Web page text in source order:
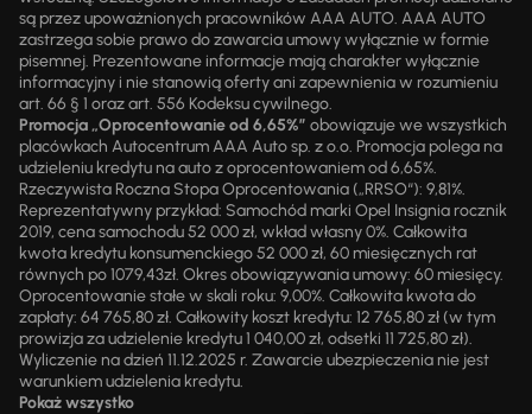
są przez upoważnionych pracowników AAA AUTO. AAA AUTO
zastrzega sobie prawo do zawarcia umowy wyłącznie w formie
pisemnej. Prezentowane informacje mają charakter wyłącznie
informacyjny i nie stanowią oferty ani zapewnienia w rozumieniu
art. 66 § 1 oraz art. 556 Kodeksu cywilnego.
Promocja „Oprocentowanie od 6,65%” obowiązuje we wszystkich
placówkach Autocentrum AAA Auto sp. z o.o. Promocja polega na
udzieleniu kredytu na auto z oprocentowaniem od 6,65%.
Rzeczywista Roczna Stopa Oprocentowania („RRSO“): 9,81%.
Reprezentatywny przykład: Samochód marki Opel Insignia rocznik
2019, cena samochodu 52 000 zł, wkład własny 0%. Całkowita
kwota kredytu konsumenckiego 52 000 zł, 60 miesięcznych rat
równych po 1079,43zł. Okres obowiązywania umowy: 60 miesięcy.
Oprocentowanie stałe w skali roku: 9,00%. Całkowita kwota do
zapłaty: 64 765,80 zł. Całkowity koszt kredytu: 12 765,80 zł (w tym
prowizja za udzielenie kredytu 1 040,00 zł, odsetki 11 725,80 zł).
Wyliczenie na dzień 11.12.2025 r. Zawarcie ubezpieczenia nie jest
warunkiem udzielenia kredytu.
Pokaż wszystko